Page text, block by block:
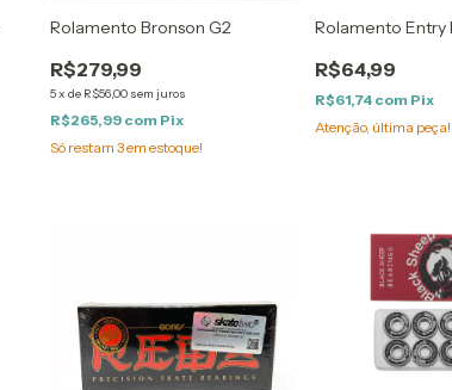
Rolamento Bronson G2
R$279,99
5x de R$56,00 sem juros
R$265,99 com Pix
Só restam 3em estoque!
Rolamento Entry
R$64,99
R$61,74 com Pix
Atenção, última peça!